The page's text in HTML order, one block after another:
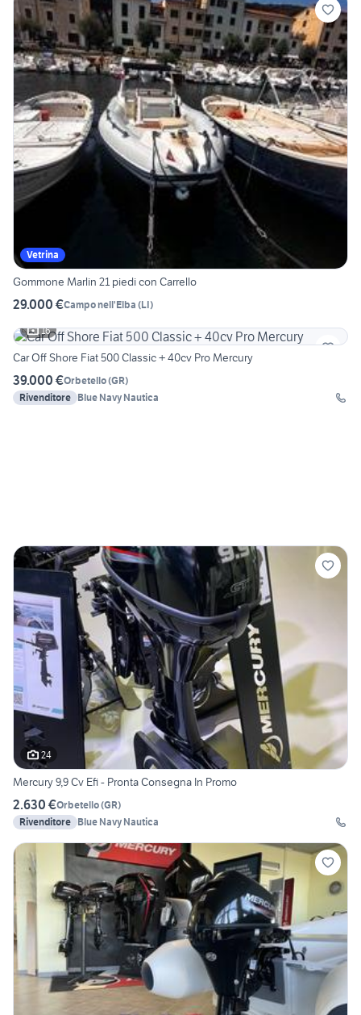
Vetrina
Gommone Marlin 21 piedi con Carrello
29.000 €Campo nell'Elba (LI)
16
Car Off Shore Fiat 500 Classic + 40cv Pro Mercury
39.000 €Orbetello(GR)
Rivenditore Blue Navy Nautica
24
Mercury 9,9 Cv Efi - Pronta Consegna In Promo
2.630 €Orbetello(GR)
Rivenditore Blue Navy Nautica